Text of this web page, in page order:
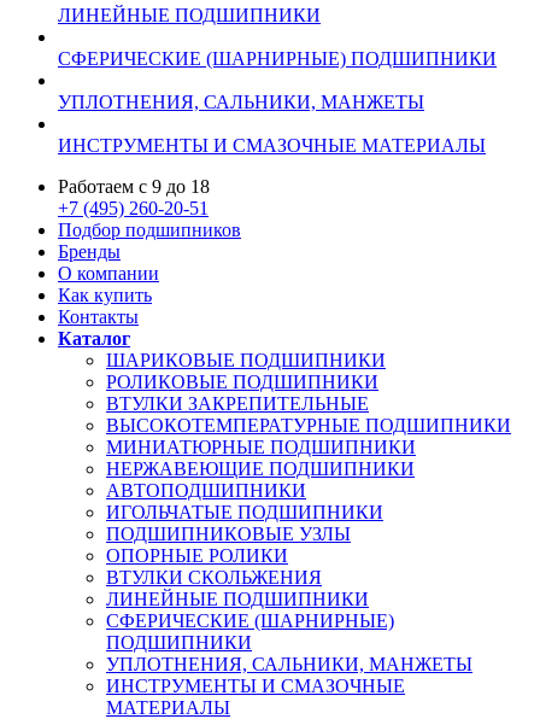
ЛИНЕЙНЫЕ ПОДШИПНИКИ
СФЕРИЧЕСКИЕ (ШАРНИРНЫЕ) ПОДШИПНИКИ
УПЛОТНЕНИЯ, САЛЬНИКИ, МАНЖЕТЫ
ИНСТРУМЕНТЫ И СМАЗОЧНЫЕ МАТЕРИАЛЫ
Работаем с 9 до 18
+7 (495) 260-20-51
Подбор подшипников
Бренды
О компании
Как купить
Контакты
Каталог
ШАРИКОВЫЕ ПОДШИПНИКИ
РОЛИКОВЫЕ ПОДШИПНИКИ
ВТУЛКИ ЗАКРЕПИТЕЛЬНЫЕ
ВЫСОКОТЕМПЕРАТУРНЫЕ ПОДШИПНИКИ
МИНИАТЮРНЫЕ ПОДШИПНИКИ
НЕРЖАВЕЮЩИЕ ПОДШИПНИКИ
АВТОПОДШИПНИКИ
ИГОЛЬЧАТЫЕ ПОДШИПНИКИ
ПОДШИПНИКОВЫЕ УЗЛЫ
ОПОРНЫЕ РОЛИКИ
ВТУЛКИ СКОЛЬЖЕНИЯ
ЛИНЕЙНЫЕ ПОДШИПНИКИ
СФЕРИЧЕСКИЕ (ШАРНИРНЫЕ)
ПОДШИПНИКИ
УПЛОТНЕНИЯ, САЛЬНИКИ, МАНЖЕТЫ
ИНСТРУМЕНТЫ И СМАЗОЧНЫЕ
МАТЕРИАЛЫ